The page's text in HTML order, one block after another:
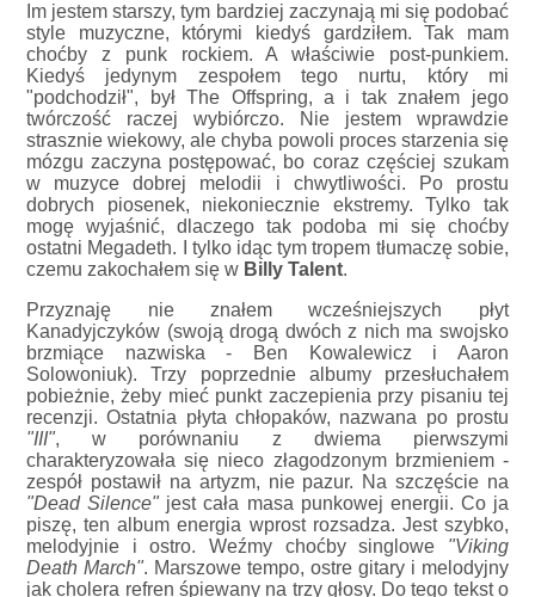
Im jestem starszy, tym bardziej zaczynają mi się podobać
style muzyczne, którymi kiedyś gardziłem. Tak mam
choćby z punk rockiem. A właściwie post-punkiem.
Kiedyś jedynym zespołem tego nurtu, który mi
"podchodził", był The Offspring, a i tak znałem jego
twórczość raczej wybiórczo. Nie jestem wprawdzie
strasznie wiekowy, ale chyba powoli proces starzenia się
mózgu zaczyna postępować, bo coraz częściej szukam
w muzyce dobrej melodii i chwytliwości. Po prostu
dobrych piosenek, niekoniecznie ekstremy. Tylko tak
mogę wyjaśnić, dlaczego tak podoba mi się choćby
ostatni Megadeth. I tylko idąc tym tropem tłumaczę sobie,
czemu zakochałem się w Billy Talent.
Przyznaję nie znałem wcześniejszych płyt
Kanadyjczyków (swoją drogą dwóch z nich ma swojsko
brzmiące nazwiska - Ben Kowalewicz i Aaron
Solowoniuk). Trzy poprzednie albumy przesłuchałem
pobieżnie, żeby mieć punkt zaczepienia przy pisaniu tej
recenzji. Ostatnia płyta chłopaków, nazwana po prostu
"III", w porównaniu z dwiema pierwszymi
charakteryzowała się nieco złagodzonym brzmieniem -
zespół postawił na artyzm, nie pazur. Na szczęście na
"Dead Silence"jest cała masa punkowej energii. Co ja
piszę, ten album energia wprost rozsadza. Jest szybko,
melodyjnie i ostro. Weźmy choćby singlowe "Viking
Death March". Marszowe tempo, ostre gitary i melodyjny
jak cholera refren śpiewany na trzy głosy. Do tego tekst o